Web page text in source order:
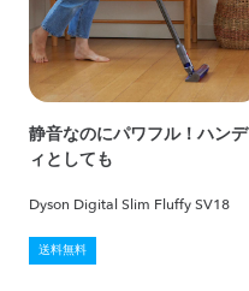
静音なのにパワフル！ハンデ
ィとしても
Dyson Digital Slim Fluffy SV18
送料無料